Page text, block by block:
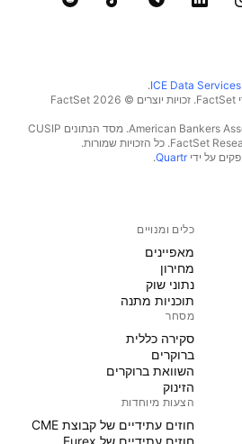
ICE Data Services
.
בחר נתוני ייחוס המסופקים על ידי FactSet. זכויות יוצרים © 2026 ‏FactSet
זכויות יוצרים © 2026, ‏American Bankers Association. מסד הנתונים CUSIP
Quartr
.
כלים ומנויים
מאפיינים
מחירון
נתוני שוק
תוכניות מתנה
מסחר
סקירה כללית
ברוקרים
השוואת ברוקרים
הזינוק
הצעות מיוחדות
חוזים עתידיים של קבוצת CME
חוזים עתידיים של Eurex